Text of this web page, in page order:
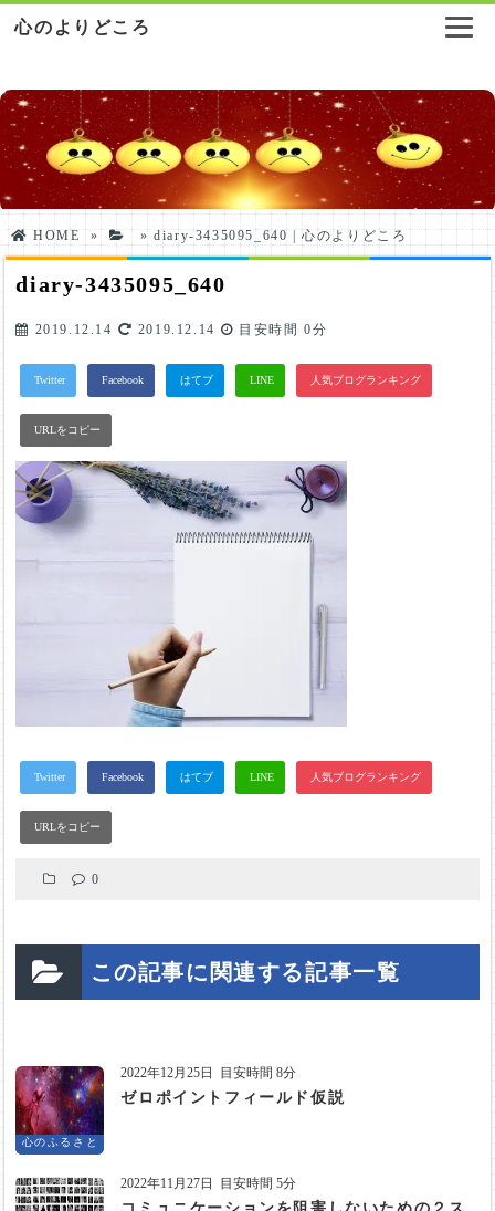
心のよりどころ
HOME » »diary-3435095_640 | 心のよりどころ
diary-3435095_640
2019.12.14 2019.12.14 目安時間0分
0
この記事に関連する記事一覧
心のふるさと
2022年12月25日 目安時間 8分
ゼロポイントフィールド仮説
2022年11月27日 目安時間 5分